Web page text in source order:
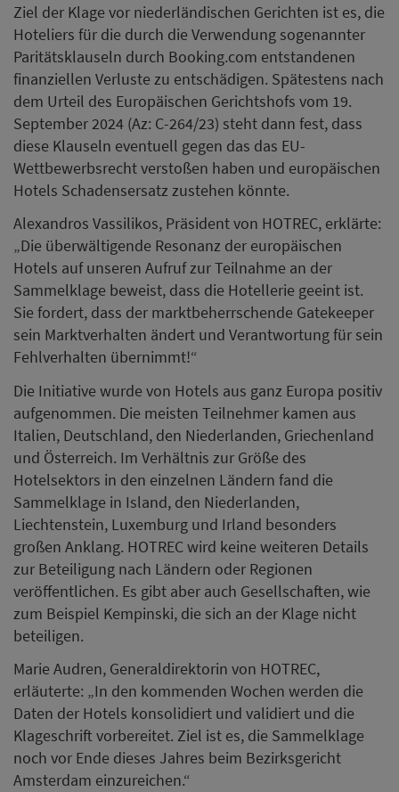
Ziel der Klage vor niederländischen Gerichten ist es, die
Hoteliers für die durch die Verwendung sogenannter
Paritätsklauseln durch Booking.com entstandenen
finanziellen Verluste zu entschädigen. Spätestens nach
dem Urteil des Europäischen Gerichtshofs vom 19.
September 2024 (Az: C-264/23) steht dann fest, dass
diese Klauseln eventuell gegen das das EU-
Wettbewerbsrecht verstoßen haben und europäischen
Hotels Schadensersatz zustehen könnte.
Alexandros Vassilikos, Präsident von HOTREC, erklärte:
„Die überwältigende Resonanz der europäischen
Hotels auf unseren Aufruf zur Teilnahme an der
Sammelklage beweist, dass die Hotellerie geeint ist.
Sie fordert, dass der marktbeherrschende Gatekeeper
sein Marktverhalten ändert und Verantwortung für sein
Fehlverhalten übernimmt!“
Die Initiative wurde von Hotels aus ganz Europa positiv
aufgenommen. Die meisten Teilnehmer kamen aus
Italien, Deutschland, den Niederlanden, Griechenland
und Österreich. Im Verhältnis zur Größe des
Hotelsektors in den einzelnen Ländern fand die
Sammelklage in Island, den Niederlanden,
Liechtenstein, Luxemburg und Irland besonders
großen Anklang. HOTREC wird keine weiteren Details
zur Beteiligung nach Ländern oder Regionen
veröffentlichen. Es gibt aber auch Gesellschaften, wie
zum Beispiel Kempinski, die sich an der Klage nicht
beteiligen.
Marie Audren, Generaldirektorin von HOTREC,
erläuterte: „In den kommenden Wochen werden die
Daten der Hotels konsolidiert und validiert und die
Klageschrift vorbereitet. Ziel ist es, die Sammelklage
noch vor Ende dieses Jahres beim Bezirksgericht
Amsterdam einzureichen.“